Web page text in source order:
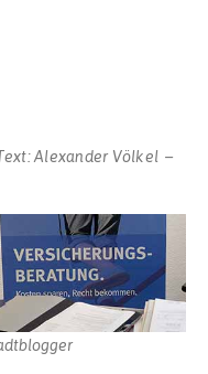
Alexander Völkel